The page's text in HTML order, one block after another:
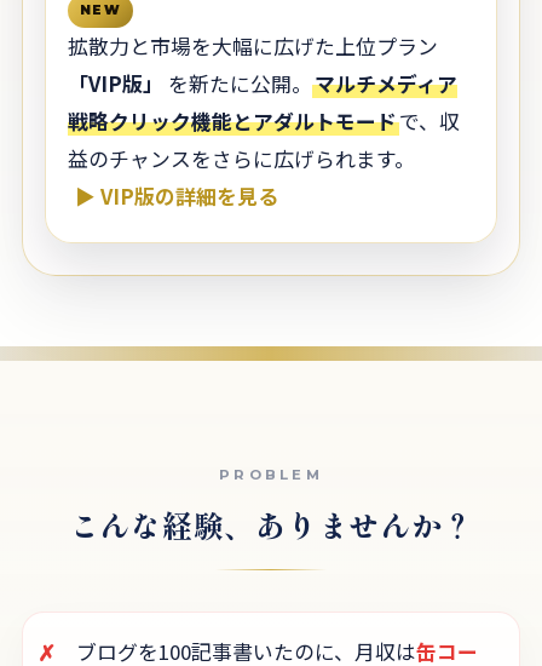
NEW
拡散力と市場を大幅に広げた上位プラン
「VIP版」
を新たに公開。 マルチメディア
戦略クリック機能とアダルトモードで、収
益のチャンスをさらに広げられます。
▶ VIP版の詳細を見る
こんな経験、ありませんか？
✗ ブログを100記事書いたのに、月収は缶コー